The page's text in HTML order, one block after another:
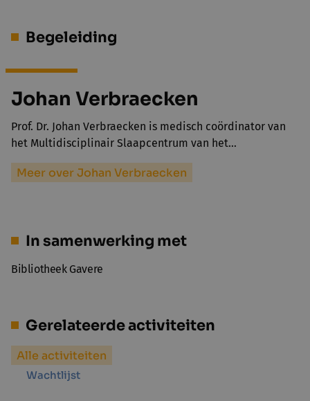
Begeleiding
Johan Verbraecken
Prof. Dr. Johan Verbraecken is medisch coördinator van
het Multidisciplinair Slaapcentrum van het…
Meer over Johan Verbraecken
In samenwerking met
Bibliotheek Gavere
Gerelateerde activiteiten
Alle activiteiten
Wachtlijst